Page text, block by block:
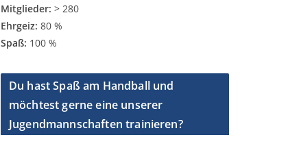
Mitglieder: > 280
Ehrgeiz: 80 %
Spaß: 100 %
Du hast Spaß am Handball und
möchtest gerne eine unserer
Jugendmannschaften trainieren?